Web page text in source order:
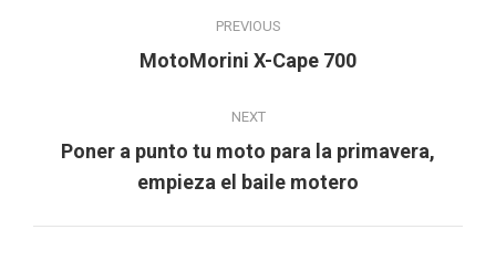
navigation
PREVIOUS
Previous
MotoMorini X-Cape 700
NEXT
Next
post:
Poner a punto tu moto para la primavera,
empieza el baile motero